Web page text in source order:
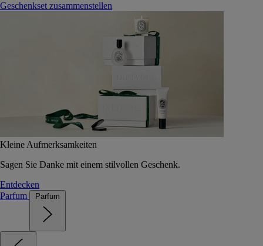
Geschenkset zusammenstellen
Kleine Aufmerksamkeiten
Sagen Sie Danke mit einem stilvollen Geschenk.
Entdecken
Parfum
Parfum